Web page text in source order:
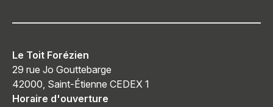
Le Toit Forézien
29 rue Jo Gouttebarge
42000, Saint-Étienne CEDEX 1
Horaire d'ouverture